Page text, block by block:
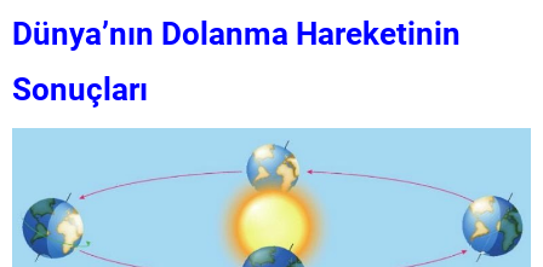
Dünya’nın Dolanma Hareketinin
Sonuçları